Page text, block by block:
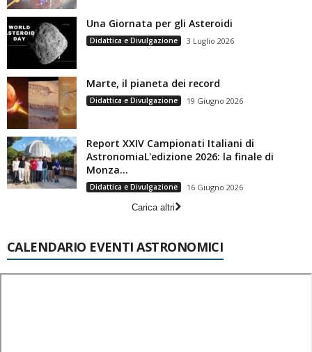
Una Giornata per gli Asteroidi
Didattica e Divulgazione 3 Luglio 2026
Marte, il pianeta dei record
Didattica e Divulgazione 19 Giugno 2026
Report XXIV Campionati Italiani di
AstronomiaL'edizione 2026: la finale di
Monza...
Didattica e Divulgazione
16 Giugno 2026
Carica altri
CALENDARIO EVENTI ASTRONOMICI